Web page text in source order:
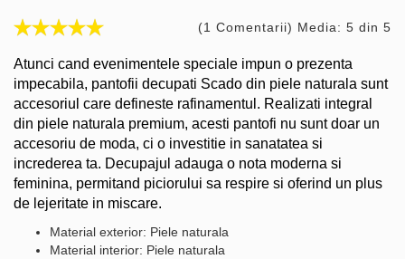
(1 Comentarii) Media: 5 din 5
Atunci cand evenimentele speciale impun o prezenta
impecabila, pantofii decupati Scado din piele naturala sunt
accesoriul care defineste rafinamentul. Realizati integral
din piele naturala premium, acesti pantofi nu sunt doar un
accesoriu de moda, ci o investitie in sanatatea si
increderea ta. Decupajul adauga o nota moderna si
feminina, permitand piciorului sa respire si oferind un plus
de lejeritate in miscare.
Material exterior: Piele naturala
Material interior: Piele naturala